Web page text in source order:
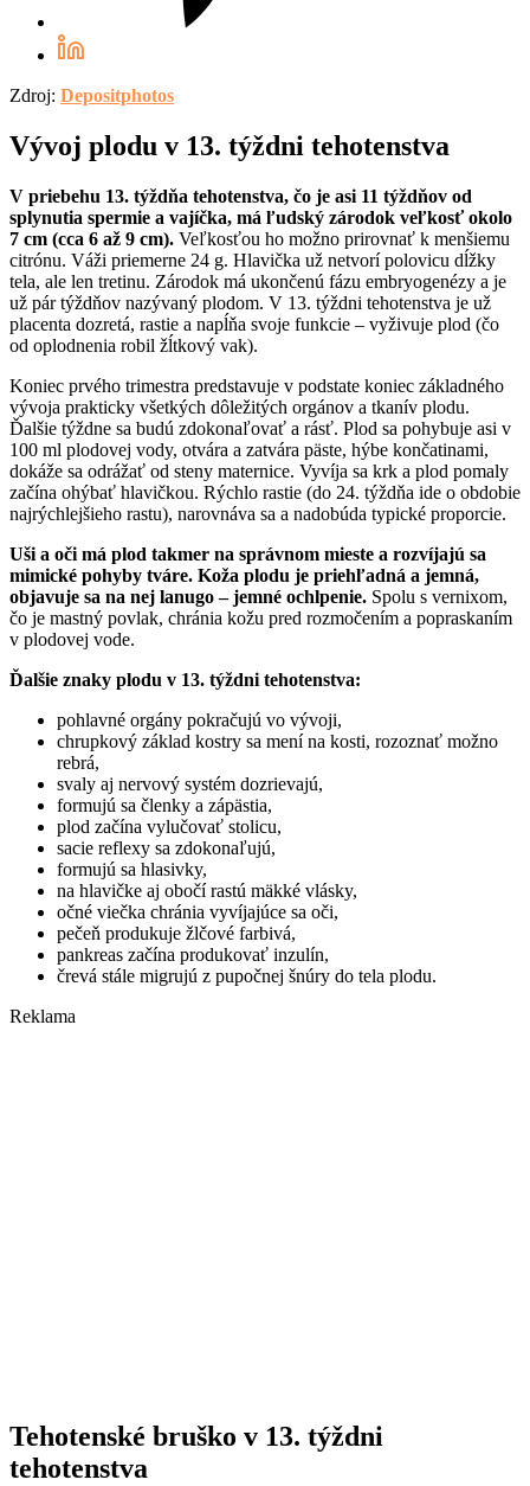
Zdroj: Depositphotos
Vývoj plodu v 13. týždni tehotenstva
V priebehu 13. týždňa tehotenstva, čo je asi 11 týždňov od
splynutia spermie a vajíčka, má ľudský zárodok veľkosť okolo
7 cm (cca 6 až 9 cm). Veľkosťou ho možno prirovnať k menšiemu
citrónu. Váži priemerne 24 g. Hlavička už netvorí polovicu dĺžky
tela, ale len tretinu. Zárodok má ukončenú fázu embryogenézy a je
už pár týždňov nazývaný plodom. V 13. týždni tehotenstva je už
placenta dozretá, rastie a napĺňa svoje funkcie – vyživuje plod (čo
od oplodnenia robil žĺtkový vak).
Koniec prvého trimestra predstavuje v podstate koniec základného
vývoja prakticky všetkých dôležitých orgánov a tkanív plodu.
Ďalšie týždne sa budú zdokonaľovať a rásť. Plod sa pohybuje asi v
100 ml plodovej vody, otvára a zatvára päste, hýbe končatinami,
dokáže sa odrážať od steny maternice. Vyvíja sa krk a plod pomaly
začína ohýbať hlavičkou. Rýchlo rastie (do 24. týždňa ide o obdobie
najrýchlejšieho rastu), narovnáva sa a nadobúda typické proporcie.
Uši a oči má plod takmer na správnom mieste a rozvíjajú sa
mimické pohyby tváre. Koža plodu je priehľadná a jemná,
objavuje sa na nej lanugo – jemné ochlpenie. Spolu s vernixom,
čo je mastný povlak, chránia kožu pred rozmočením a popraskaním
v plodovej vode.
Ďalšie znaky plodu v 13. týždni tehotenstva:
pohlavné orgány pokračujú vo vývoji,
chrupkový základ kostry sa mení na kosti, rozoznať možno
rebrá,
svaly aj nervový systém dozrievajú,
formujú sa členky a zápästia,
plod začína vylučovať stolicu,
sacie reflexy sa zdokonaľujú,
formujú sa hlasivky,
na hlavičke aj obočí rastú mäkké vlásky,
očné viečka chránia vyvíjajúce sa oči,
pečeň produkuje žlčové farbivá,
pankreas začína produkovať inzulín,
črevá stále migrujú z pupočnej šnúry do tela plodu.
Reklama
Tehotenské bruško v 13. týždni
tehotenstva